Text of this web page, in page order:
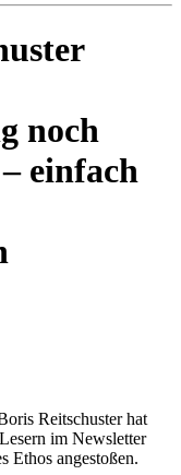
noch
einfach
Reitschuster hat
im Newsletter
Ethos angestoßen.